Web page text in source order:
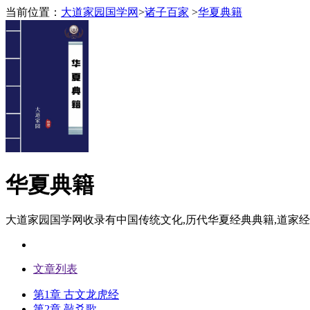
当前位置： 大道家园国学网>诸子百家 >华夏典籍
华夏典籍
大道家园国学网收录有中国传统文化,历代华夏经典典籍,道家经
文章列表
第1章 古文龙虎经